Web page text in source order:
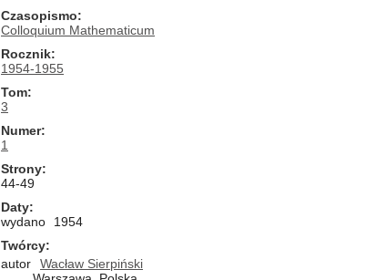
Czasopismo
Colloquium Mathematicum
Rocznik
1954-1955
Tom
3
Numer
1
Strony
44-49
Daty
wydano
1954
Twórcy
autor
Wacław Sierpiński